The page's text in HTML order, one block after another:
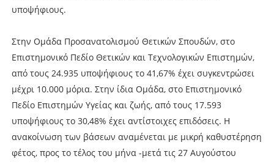
υποψήφιους.
Στην Ομάδα Προσανατολισμού Θετικών Σπουδών, στο
Επιστημονικό Πεδίο Θετικών και Τεχνολογικών Επιστημών,
από τους 24.935 υποψήφιους το 41,67% έχει συγκεντρώσει
μέχρι 10.000 μόρια. Στην ίδια Ομάδα, στο Επιστημονικό
Πεδίο Επιστημών Υγείας και ζωής, από τους 17.593
υποψήφιους το 30,48% έχει αντίστοιχες επιδόσεις. Η
ανακοίνωση των βάσεων αναμένεται με μικρή καθυστέρηση
φέτος, προς το τέλος του μήνα -μετά τις 27 Αυγούστου